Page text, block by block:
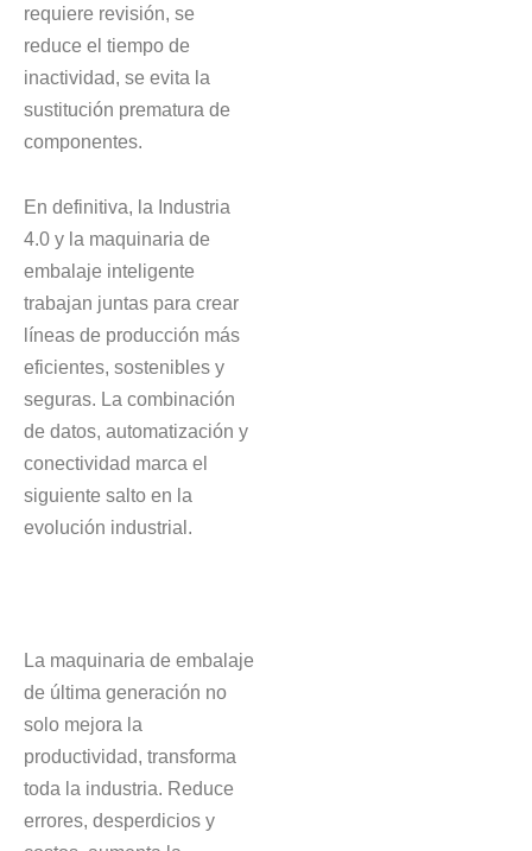
requiere revisión, se
reduce el tiempo de
inactividad, se evita la
sustitución prematura de
componentes.
En definitiva, la Industria
4.0 y la maquinaria de
embalaje inteligente
trabajan juntas para crear
líneas de producción más
eficientes, sostenibles y
seguras. La combinación
de datos, automatización y
conectividad marca el
siguiente salto en la
evolución industrial.
La maquinaria de embalaje
de última generación no
solo mejora la
productividad, transforma
toda la industria. Reduce
errores, desperdicios y